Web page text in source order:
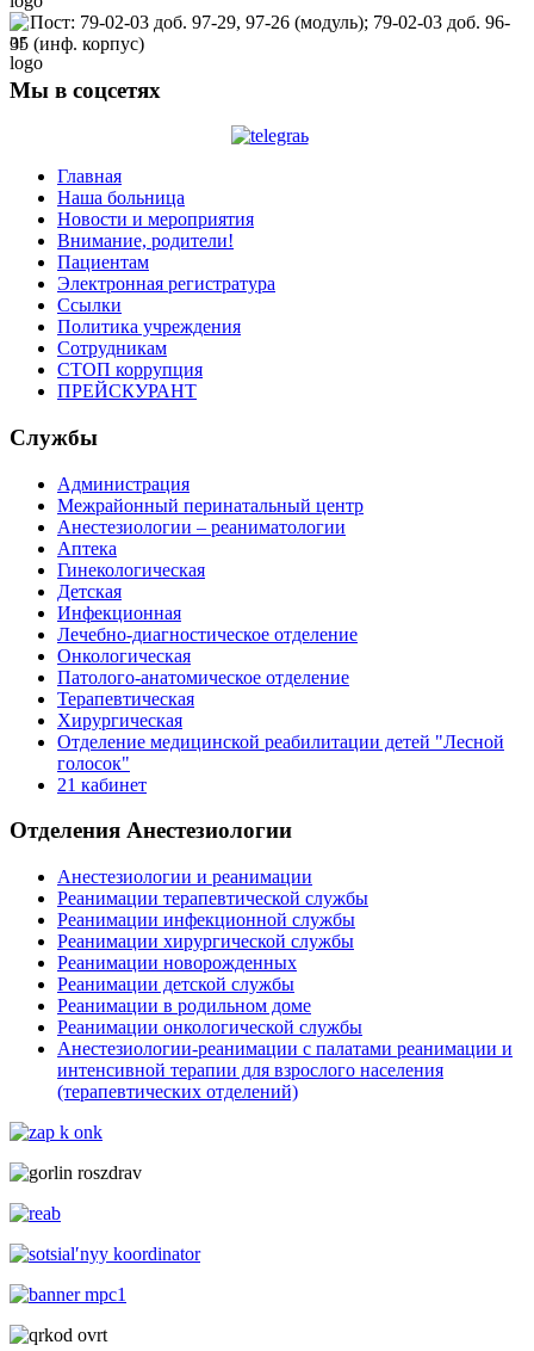
Пост: 79-02-03 доб. 97-29, 97-26 (модуль); 79-02-03 доб. 96-
35 (инф. корпус)
Мы в соцсетях
Главная
Наша больница
Новости и мероприятия
Внимание, родители!
Пациентам
Электронная регистратура
Ссылки
Политика учреждения
Сотрудникам
СТОП коррупция
ПРЕЙСКУРАНТ
Службы
Администрация
Межрайонный перинатальный центр
Анестезиологии – реаниматологии
Аптека
Гинекологическая
Детская
Инфекционная
Лечебно-диагностическое отделение
Онкологическая
Патолого-анатомическое отделение
Терапевтическая
Хирургическая
Отделение медицинской реабилитации детей "Лесной
голосок"
21 кабинет
Отделения Анестезиологии
Анестезиологии и реанимации
Реанимации терапевтической службы
Реанимации инфекционной службы
Реанимации хирургической службы
Реанимации новорожденных
Реанимации детской службы
Реанимации в родильном доме
Реанимации онкологической службы
Анестезиологии-реанимации с палатами реанимации и
интенсивной терапии для взрослого населения
(терапевтических отделений)